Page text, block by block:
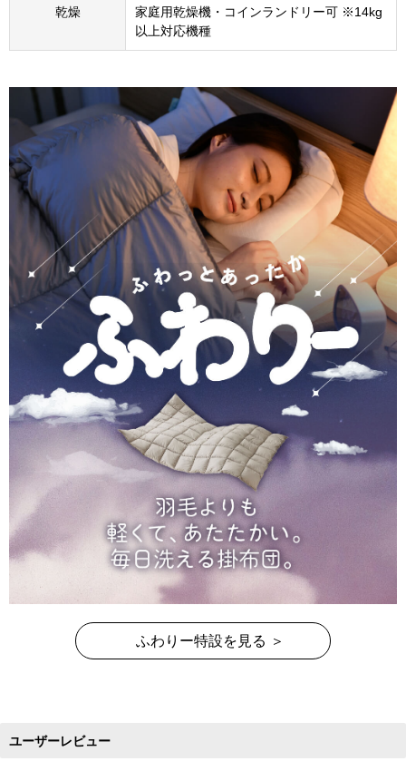
乾燥
家庭用乾燥機・コインランドリー可 ※14kg
以上対応機種
ふわりー特設を見る ＞
ユーザーレビュー